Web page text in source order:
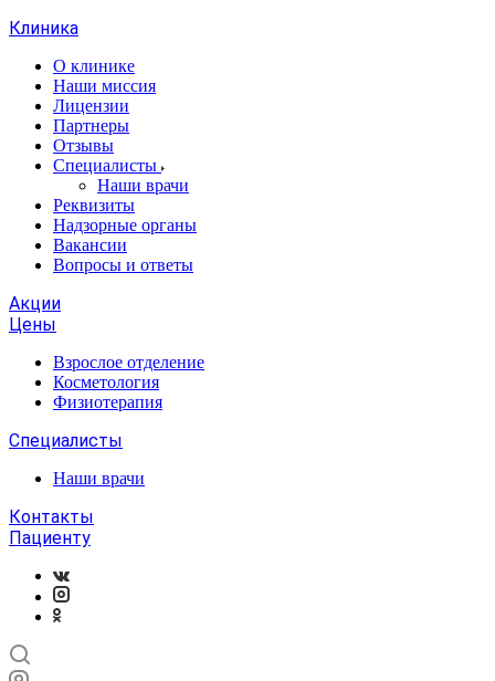
Клиника
О клинике
Наши миссия
Лицензии
Партнеры
Отзывы
Специалисты
Наши врачи
Реквизиты
Надзорные органы
Вакансии
Вопросы и ответы
Акции
Цены
Взрослое отделение
Косметология
Физиотерапия
Специалисты
Наши врачи
Контакты
Пациенту